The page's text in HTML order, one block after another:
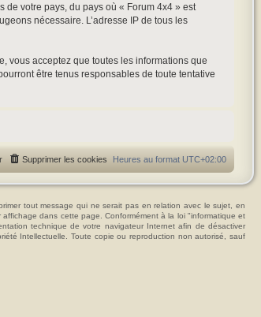
votre pays, du pays où « Forum 4x4 » est
nécessaire. L’adresse IP de tous les
vous acceptez que toutes les informations que
être tenus responsables de toute tentative
Heures au formatUTC+02:00
Supprimer les cookies
tout message qui ne serait pas en relation avec le sujet, en
dans cette page. Conformément à la loi "informatique et
technique de votre navigateur Internet afin de désactiver
Intellectuelle. Toute copie ou reproduction non autorisé, sauf